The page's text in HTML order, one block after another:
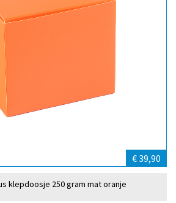
€ 39,90
klepdoosje 250 gram mat oranje